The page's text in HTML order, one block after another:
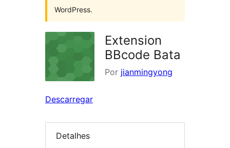
WordPress.
Extension
BBcode Bata
Por jianmingyong
Descarregar
Detalhes